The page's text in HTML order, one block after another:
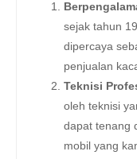
sejak tahun
dipercaya
penjualan
Teknisi
oleh teknisi
dapat tenang
mobil yang